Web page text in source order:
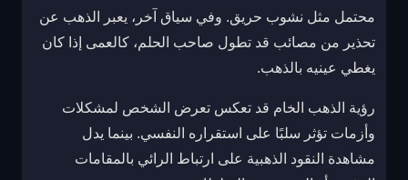
محتمل مثل نشوب حريق. وفي سياق آخر، يعبر الذهب عن
تحذير من مصائب قد تطول صاحب الحلم، كالعمى إذا كان
يغطي عينيه بالذهب.
رؤية الذهب الخام قد تعكس تعرض الشخص لمشكلات
وأزمات تؤثر سلبًا على استقراره النفسي. بينما يدل
مشاهدة النقود الذهبية على ارتباط الرائي بالمقامات